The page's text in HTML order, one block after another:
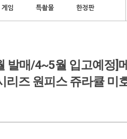
게임 특촬물 한정판
발매/4~5월 입고예정]
리즈 원피스 쥬라큘 미